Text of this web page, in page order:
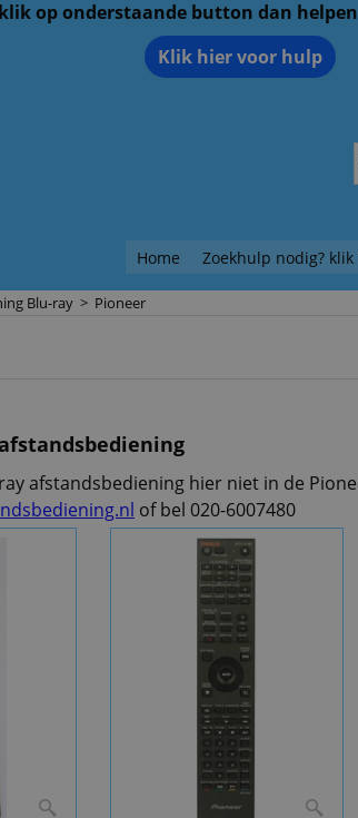
op onderstaande button dan
Klik hier voor hulp
Home Zoekhulp nodig?
Blu-ray > Pioneer
afstandsbediening hier niet in de
of bel 020-6007480